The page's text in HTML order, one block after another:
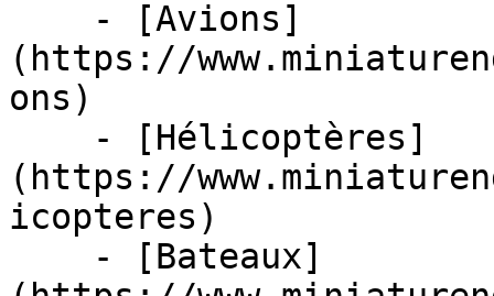
(https://
ons)
(https://
icopteres)